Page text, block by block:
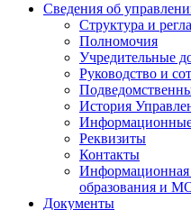
Сведения об
Структура и
Полномочия
Учредительные
Руководство и
История
Реквизиты
Контакты
Информационная
образования и
Документы